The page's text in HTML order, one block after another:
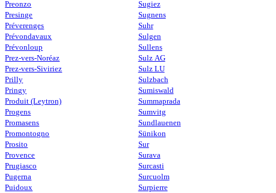
Preonzo
Presinge
Préverenges
Prévondavaux
Prévonloup
Prez-vers-Noréaz
Prez-vers-Siviriez
Prilly
Pringy
Produit (Leytron)
Progens
Promasens
Promontogno
Prosito
Provence
Prugiasco
Pugerna
Puidoux
Sugiez
Sugnens
Suhr
Sulgen
Sullens
Sulz AG
Sulz LU
Sulzbach
Sumiswald
Summaprada
Sumvitg
Sundlauenen
Sünikon
Sur
Surava
Surcasti
Surcuolm
Surpierre